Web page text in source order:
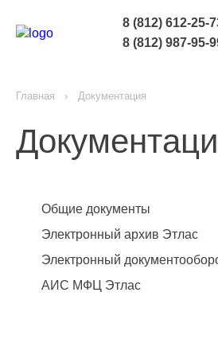
8 (812) 612-25-
8 (812) 987-95-
Главная Документация
Общие документы
Электронный архив Этлас
Электронный
АИС МФЦ Этлас